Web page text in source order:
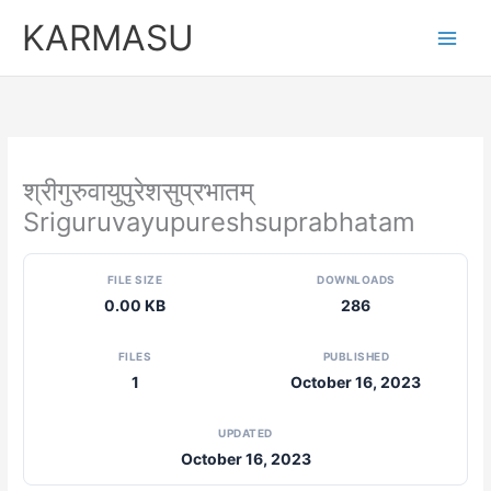
KARMASU
श्रीगुरुवायुपुरेशसुप्रभातम्
Sriguruvayupureshsuprabhatam
FILE SIZE
0.00 KB
DOWNLOADS
286
FILES
1
PUBLISHED
October 16, 2023
UPDATED
October 16, 2023